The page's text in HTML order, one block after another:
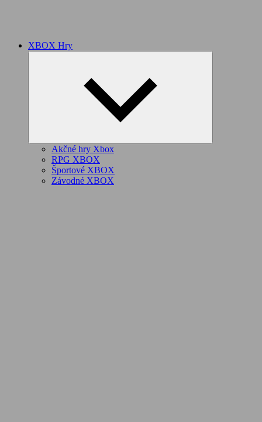
XBOX Hry
Akčné hry Xbox
RPG XBOX
Športové XBOX
Závodné XBOX